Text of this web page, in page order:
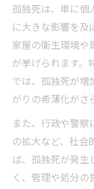
説
高齢化
孤独死
孤独死
探る
未婚率
注目
高齢化と暮
孤独死
孤独死は、単に個
に大きな影響を及
家屋の衛生環境や
が挙げられます。
では、孤独死が増
がりの希薄化がさ
また、行政や警
の拡大など、社会
ば、孤独死が発
く、管理や処分